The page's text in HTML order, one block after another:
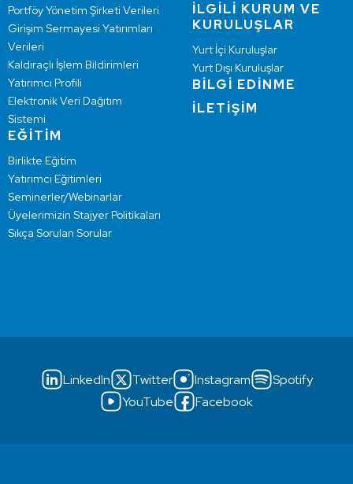
Portföy Yönetim Şirketi Verileri
Girişim Sermayesi Yatırımları
Verileri
Kaldıraçlı İşlem Bildirimleri
Yatırımcı Profili
Elektronik Veri Dağıtım
Sistemi
EĞİTİM
Birlikte Eğitim
Yatırımcı Eğitimleri
Seminerler/Webinarlar
Üyelerimizin Stajyer Politikaları
Sıkça Sorulan Sorular
İLGİLİ KURUM VE
KURULUŞLAR
Yurt İçi Kuruluşlar
Yurt Dışı Kuruluşlar
BİLGİ EDİNME
İLETİŞİM
LinkedIn Twitter Instagram
Spotify
YouTube
Facebook